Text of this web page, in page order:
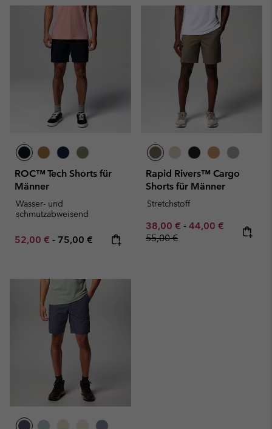
ROC™ Tech Shorts für
Männer
Wasser- und
schmutzabweisend
Minimum sale price:
52,00 € - Maximum price:
75,00 €
Rapid Rivers™ Cargo
Shorts für Männer
Stretchstoff
Minimum sale price:
38,00 € - Maximum sale
44,00 € Regular
55,00 €